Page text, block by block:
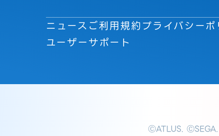
ニュースご利用規約プライバシー
ユーザーサポート
ⒸATLUS. ⒸSEGA.